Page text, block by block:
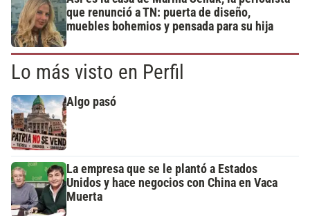
que renunció a TN: puerta de diseño,
muebles bohemios y pensada para su hija
Lo más visto en Perfil
Algo pasó
La empresa que se le plantó a Estados
Unidos y hace negocios con China en Vaca
Muerta